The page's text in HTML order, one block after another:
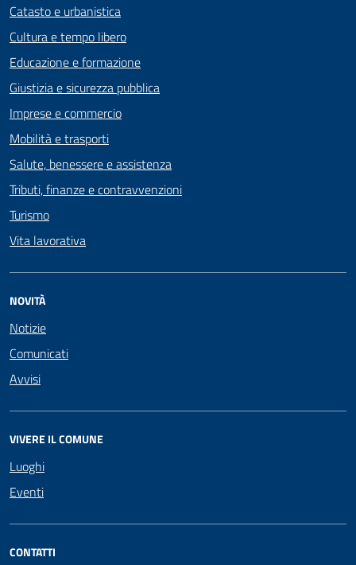
Catasto e urbanistica
Cultura e tempo libero
Educazione e formazione
Giustizia e sicurezza pubblica
Imprese e commercio
Mobilità e trasporti
Salute, benessere e assistenza
Tributi, finanze e contravvenzioni
Turismo
Vita lavorativa
NOVITÀ
Notizie
Comunicati
Avvisi
VIVERE IL COMUNE
Luoghi
Eventi
CONTATTI